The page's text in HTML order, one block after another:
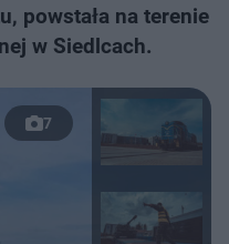
powstała na terenie
w Siedlcach.
7